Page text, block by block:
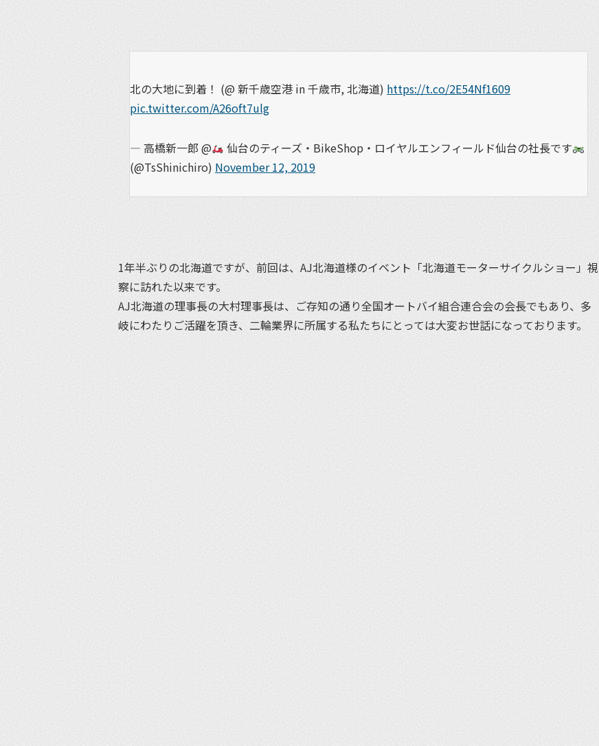
北の大地に到着！ (@ 新千歳空港 in 千歳市, 北海道) https://t.co/2E54Nf1609
pic.twitter.com/A26oft7ulg
— 高橋新一郎 @
仙台のティーズ・BikeShop・ロイヤルエンフィールド仙台の社長です
(@TsShinichiro) November 12, 2019
1年半ぶりの北海道ですが、前回は、AJ北海道様のイベント「北海道モーターサイクルショー」視
察に訪れた以来です。
AJ北海道の理事長の大村理事長は、ご存知の通り全国オートバイ組合連合会の会長でもあり、多
岐にわたりご活躍を頂き、二輪業界に所属する私たちにとっては大変お世話になっております。